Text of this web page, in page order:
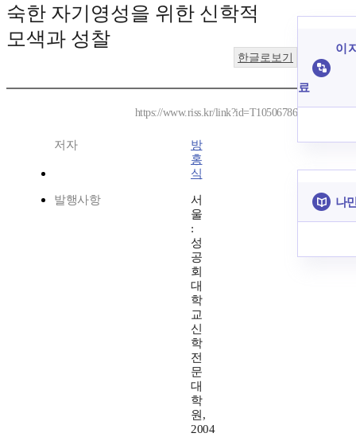
숙한 자기영성을 위한 신학적
모색과 성찰
한글로보기
https://www.riss.kr/link?id=T10506786
저자
방
홍
식
발행사항
서
울
:
성
공
회
대
학
교
신
학
전
문
대
학
원,
2004
이
료
나